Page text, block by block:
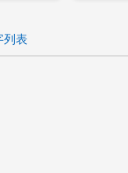
列表